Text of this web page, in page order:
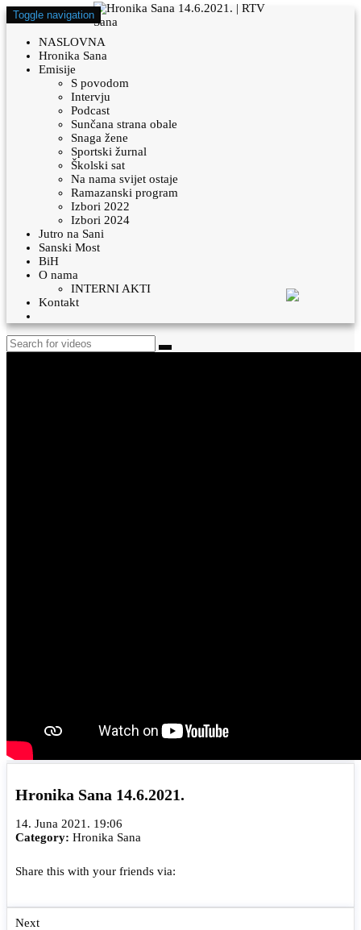
Toggle navigation
NASLOVNA
Hronika Sana
Emisije
S povodom
Intervju
Podcast
Sunčana strana obale
Snaga žene
Sportski žurnal
Školski sat
Na nama svijet ostaje
Ramazanski program
Izbori 2022
Izbori 2024
Jutro na Sani
Sanski Most
BiH
O nama
INTERNI AKTI
Kontakt
Hronika Sana 14.6.2021.
14. Juna 2021. 19:06
Category: Hronika Sana
Share this with your friends via:
Next